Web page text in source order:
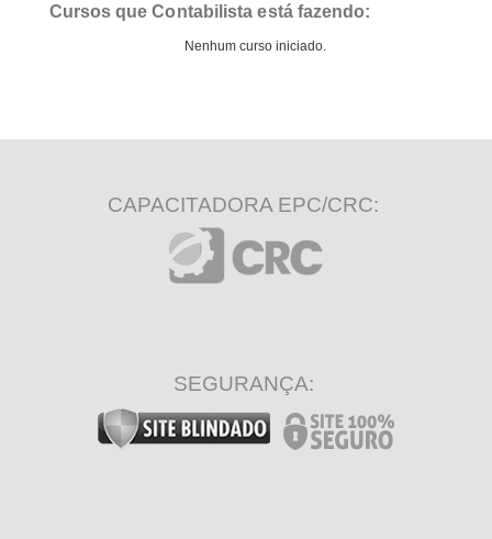
Cursos que Contabilista está fazendo:
Nenhum curso iniciado.
CAPACITADORA EPC/CRC:
SEGURANÇA: